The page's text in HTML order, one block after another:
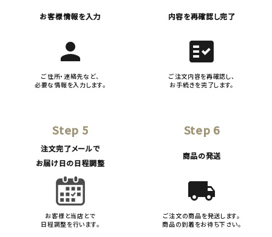
お客様情報を入力
person
ご住所・連絡先など、
必要な情報を入力します。
内容を再確認し完了
fact_check
ご注文内容を再確認し、
お手続きを完了します。
Step 5
注文完了メールで
お届け日の日程調整
お客様と当店とで
日程調整を行います。
Step 6
商品の発送
local_shipping
ご注文の商品を発送します。
商品の到着をお待ち下さい。